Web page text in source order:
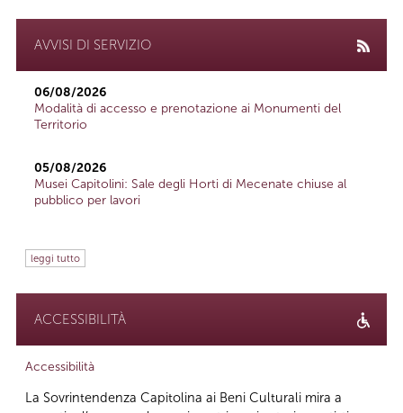
AVVISI DI SERVIZIO
06/08/2026
Modalità di accesso e prenotazione ai Monumenti del
Territorio
05/08/2026
Musei Capitolini: Sale degli Horti di Mecenate chiuse al
pubblico per lavori
leggi tutto
ACCESSIBILITÀ
Accessibilità
La Sovrintendenza Capitolina ai Beni Culturali mira a